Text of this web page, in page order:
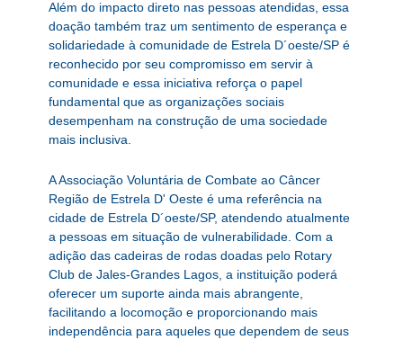
Além do impacto direto nas pessoas atendidas, essa
doação também traz um sentimento de esperança e
solidariedade à comunidade de Estrela D´oeste/SP é
reconhecido por seu compromisso em servir à
comunidade e essa iniciativa reforça o papel
fundamental que as organizações sociais
desempenham na construção de uma sociedade
mais inclusiva.
A Associação Voluntária de Combate ao Câncer
Região de Estrela D' Oeste é uma referência na
cidade de Estrela D´oeste/SP, atendendo atualmente
a pessoas em situação de vulnerabilidade. Com a
adição das cadeiras de rodas doadas pelo Rotary
Club de Jales-Grandes Lagos, a instituição poderá
oferecer um suporte ainda mais abrangente,
facilitando a locomoção e proporcionando mais
independência para aqueles que dependem de seus